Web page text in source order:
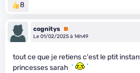
8
cognitys Premium
Le 01/02/2025 à 14h49
tout ce que je retiens c'est le ptit
princesses sarah